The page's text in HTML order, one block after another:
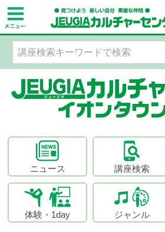
ニュース 講座検索
体験・1day ジャンル